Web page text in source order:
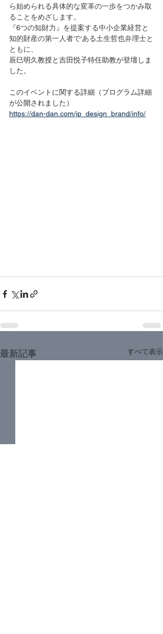
ら始められる具体的な変革の一歩をつかみ取
ることをめざします。
『6つの知財力』を提案する中小企業経営と
知的財産の第一人者で‘ある土生哲也弁理士と
ともに、
辰巳明久教授と吉田悦子特任助教が登壇しま
した。
このイベントに関する詳細（プログラム詳細
が公開されました）
https://dan-dan.com/ip_design_brand/info/
最新記事 すべて表示